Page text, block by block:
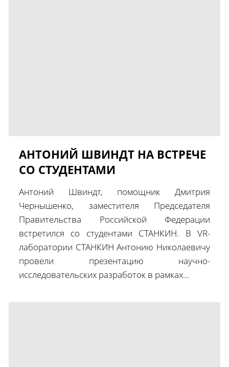
АНТОНИЙ ШВИНДТ НА ВСТРЕЧЕ
СО СТУДЕНТАМИ
Антоний Швиндт, помощник Дмитрия
Чернышенко, заместителя Председателя
Правительства Российской Федерации
встретился со студентами СТАНКИН. В VR-
лаборатории СТАНКИН Антонию Николаевичу
провели презентацию научно-
исследовательских разработок в рамках...